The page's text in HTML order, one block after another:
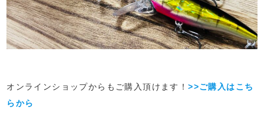
オンラインショップからもご購入頂けます！>>ご購入はこち
らから